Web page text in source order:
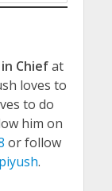
Chiefat
loves to
to do
him on
or follow
.